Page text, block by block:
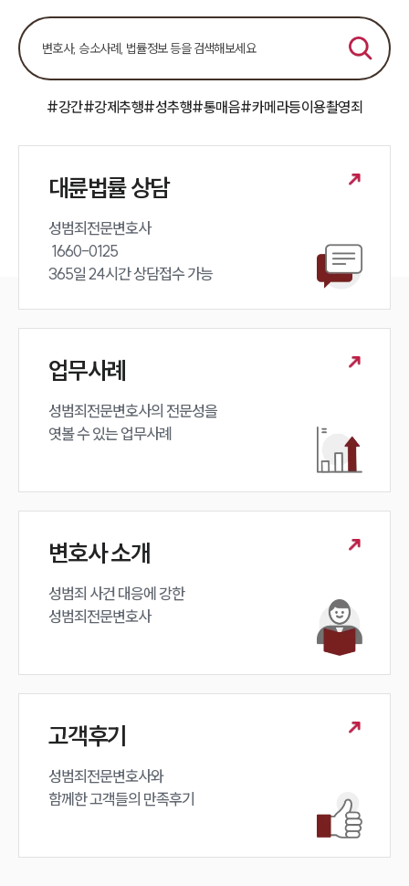
전체
구성원 소개
성범죄전문변호사
소식/자료
법률서식
뉴스레터/브로슈어
세미나
대륜법률상담예약
#강간#강제추행#성추행#통매음#카메라등이용촬영죄
대륜법률 상담
성범죄전문변호사
365일 24시간 상담접수 가능
업무사례
성범죄전문변호사의 전문성을
엿볼 수 있는 업무사례
변호사 소개
성범죄 사건 대응에 강한
성범죄전문변호사
고객후기
성범죄전문변호사와
함께한 고객들의 만족후기